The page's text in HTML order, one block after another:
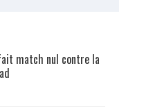
match nul contre la